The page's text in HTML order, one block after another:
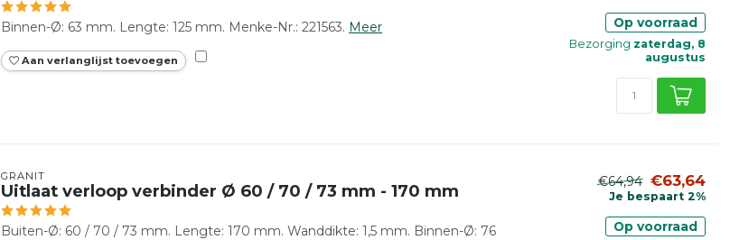
Binnen-Ø: 63 mm. Lengte: 125 mm. Menke-Nr.: 221563. Meer
Aan verlanglijst toevoegen
Op voorraad
Bezorging zaterdag, 8
augustus
GRANIT
Uitlaat verloop verbinder Ø 60 / 70 / 73 mm - 170 mm
Buiten-Ø: 60 / 70 / 73 mm. Lengte: 170 mm. Wanddikte: 1,5 mm. Binnen-Ø: 76
€64,94 €63,64
Je bespaart 2%
Op voorraad